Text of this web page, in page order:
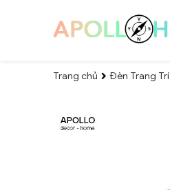
Trang chủ Đèn Trang Trí